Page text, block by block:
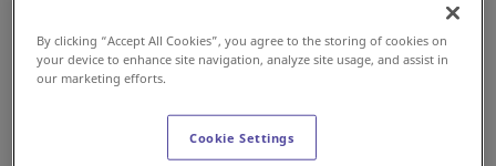
多元化升遷制
度
完善考核及多元化升遷管道，管理職
與專業職並行
新進員工教育訓練
部門專業技術訓練、檢定費用補助
By clicking “Accept All Cookies”, you agree to the storing of cookies on
your device to enhance site navigation, analyze site usage, and assist in
our marketing efforts.
Cookie Settings